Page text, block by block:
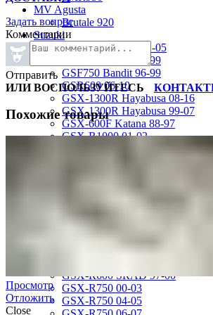
MV Agusta
Brutale 920
Suzuki
GSF1200 Bandit 01-05
GSF250 Bandit 95-99
GSF750 Bandit 96-99
GSR600 06-10
GSX-1300R Hayabusa 08-16
GSX-1300R Hayabusa 99-07
GSX-600F Katana 88-97
GSX-R1000 01-02
GSX-R600 01-03
GSX-R600 04-05
GSX-R600 06-07
GSX-R600 SRAD 97-00
GSX-R750 00-03
GSX-R750 04-05
Задать вопрос
Комментарии
Отправить
ИЛИ ВОСПОЛЬЗУЙТЕСЬ
Похожие товары
Просмотр
Отложить
Close